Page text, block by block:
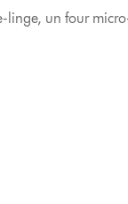
linge, un four